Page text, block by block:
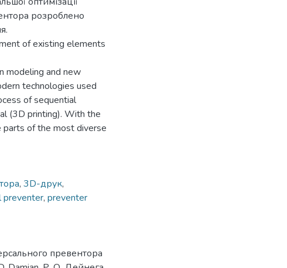
розроблено
of existing elements
modeling and new
technologies used
of sequential
(3D printing). With the
parts of the most diverse
, 3D-друк,
preventer, preventer
превентора